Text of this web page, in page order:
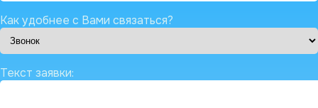
Как удобнее с Вами связаться?
Текст заявки: